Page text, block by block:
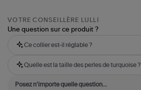
VOTRE CONSEILLÈRE LULLI
Une question sur ce produit ?
Ce collier est-il réglable ?
Quelle est la taille des perles de turquoise ?